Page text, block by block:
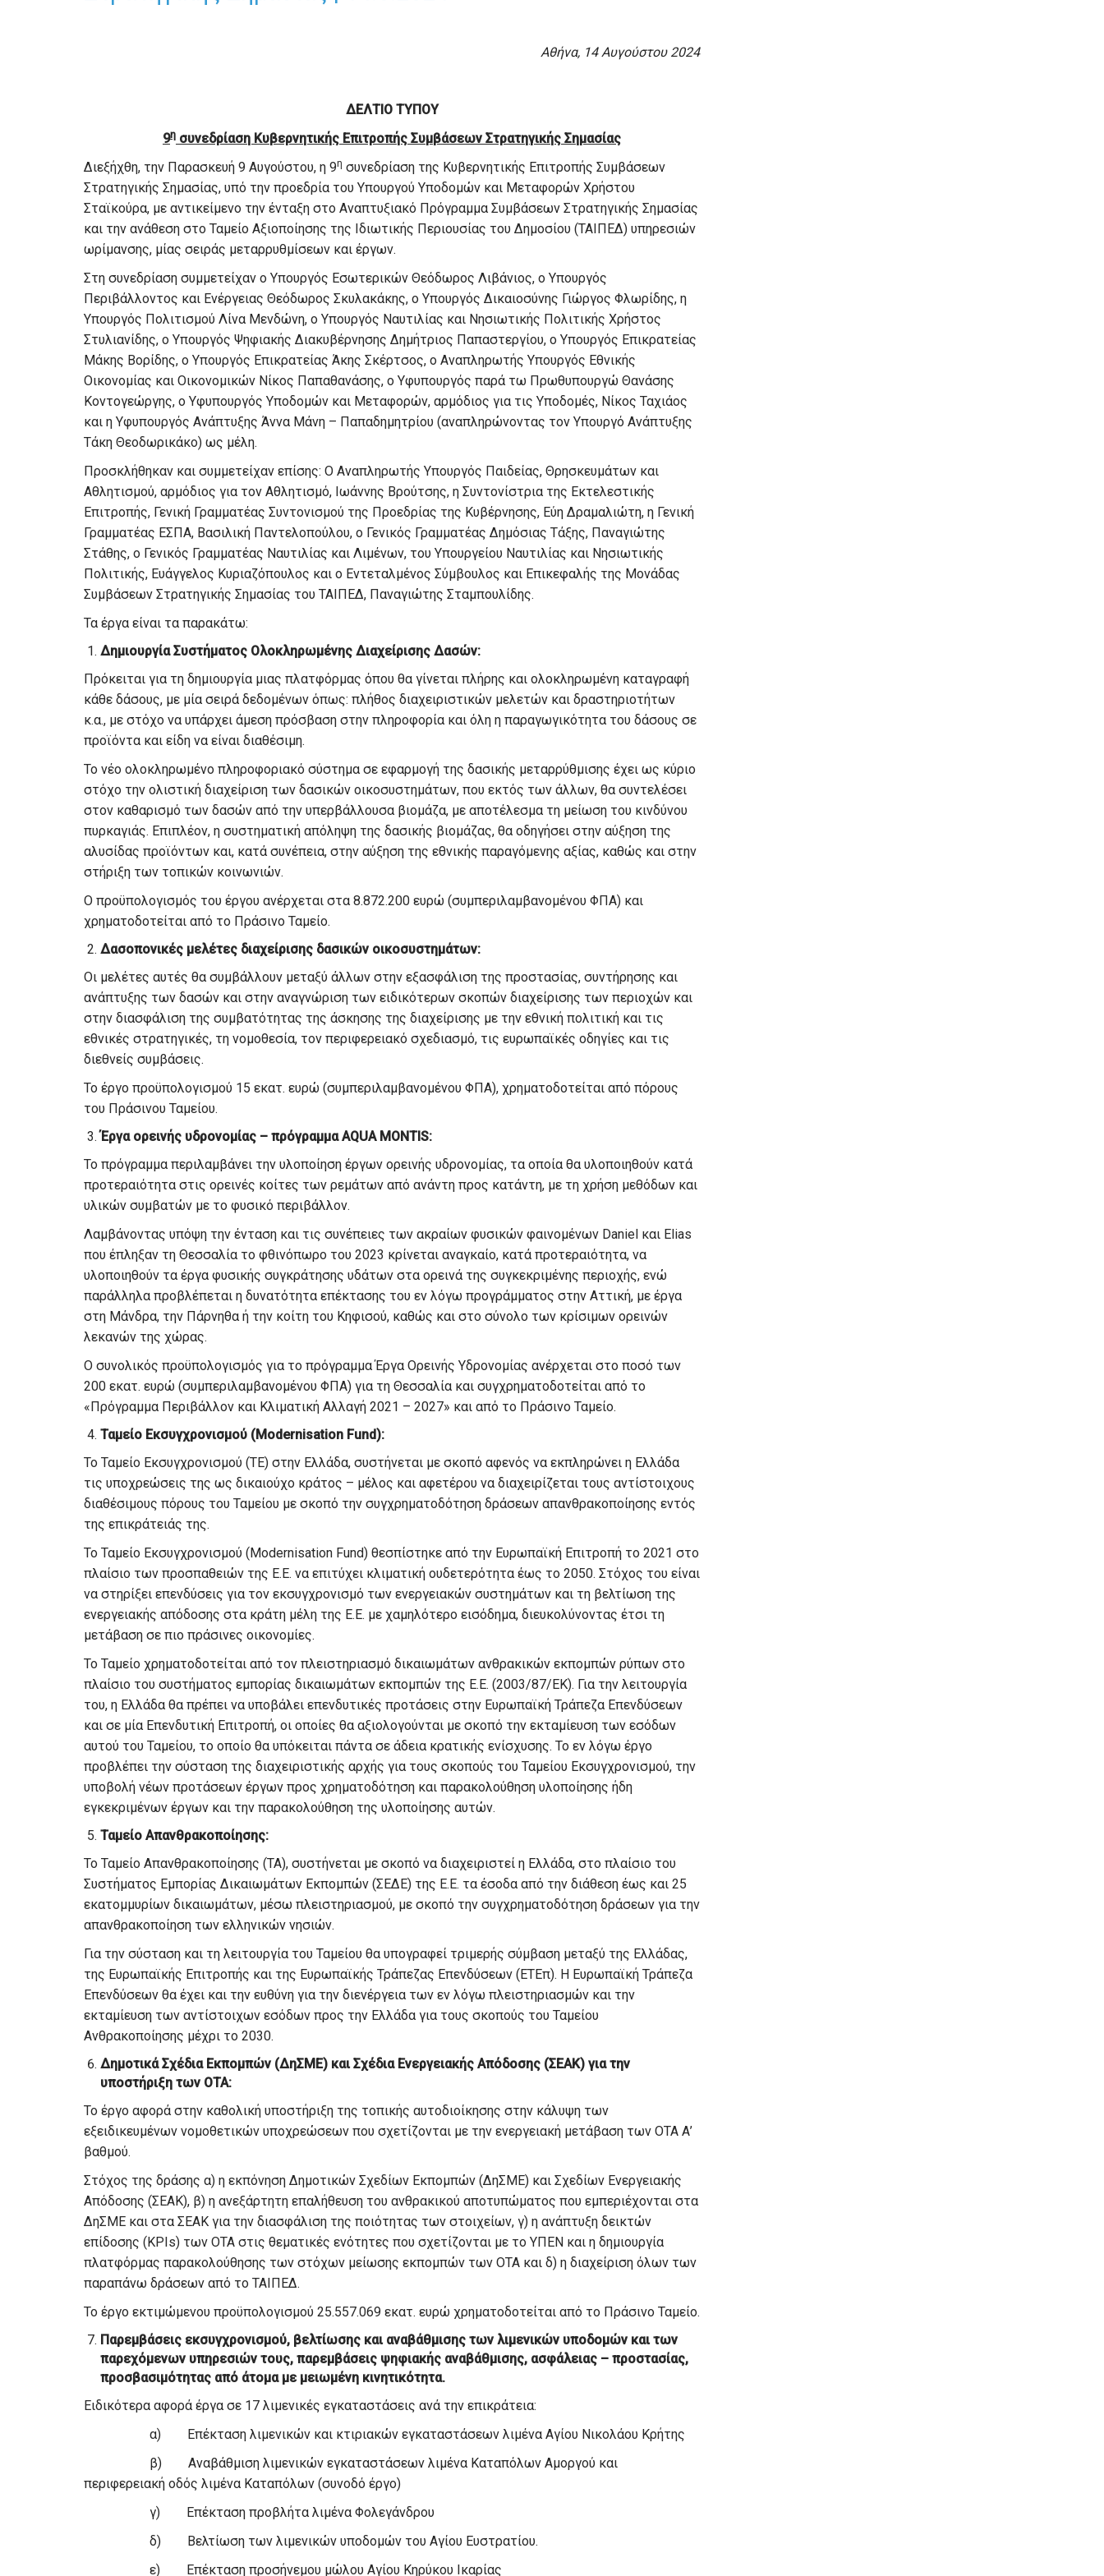
Αθήνα, 14 Αυγούστου 2024
ΔΕΛΤΙΟ ΤΥΠΟΥ
9η συνεδρίαση Κυβερνητικής Επιτροπής Συμβάσεων Στρατηγικής Σημασίας
Διεξήχθη, την Παρασκευή 9 Αυγούστου, η 9η συνεδρίαση της Κυβερνητικής Επιτροπής Συμβάσεων
Στρατηγικής Σημασίας, υπό την προεδρία του Υπουργού Υποδομών και Μεταφορών Χρήστου
Σταϊκούρα, με αντικείμενο την ένταξη στο Αναπτυξιακό Πρόγραμμα Συμβάσεων Στρατηγικής Σημασίας
και την ανάθεση στο Ταμείο Αξιοποίησης της Ιδιωτικής Περιουσίας του Δημοσίου (ΤΑΙΠΕΔ) υπηρεσιών
ωρίμανσης, μίας σειράς μεταρρυθμίσεων και έργων.
Στη συνεδρίαση συμμετείχαν ο Υπουργός Εσωτερικών Θεόδωρος Λιβάνιος, ο Υπουργός
Περιβάλλοντος και Ενέργειας Θεόδωρος Σκυλακάκης, ο Υπουργός Δικαιοσύνης Γιώργος Φλωρίδης, η
Υπουργός Πολιτισμού Λίνα Μενδώνη, ο Υπουργός Ναυτιλίας και Νησιωτικής Πολιτικής Χρήστος
Στυλιανίδης, ο Υπουργός Ψηφιακής Διακυβέρνησης Δημήτριος Παπαστεργίου, ο Υπουργός Επικρατείας
Μάκης Βορίδης, ο Υπουργός Επικρατείας Άκης Σκέρτσος, ο Αναπληρωτής Υπουργός Εθνικής
Οικονομίας και Οικονομικών Νίκος Παπαθανάσης, ο Υφυπουργός παρά τω Πρωθυπουργώ Θανάσης
Κοντογεώργης, ο Υφυπουργός Υποδομών και Μεταφορών, αρμόδιος για τις Υποδομές, Νίκος Ταχιάος
και η Υφυπουργός Ανάπτυξης Άννα Μάνη – Παπαδημητρίου (αναπληρώνοντας τον Υπουργό Ανάπτυξης
Τάκη Θεοδωρικάκο) ως μέλη.
Προσκλήθηκαν και συμμετείχαν επίσης: Ο Αναπληρωτής Υπουργός Παιδείας, Θρησκευμάτων και
Αθλητισμού, αρμόδιος για τον Αθλητισμό, Ιωάννης Βρούτσης, η Συντονίστρια της Εκτελεστικής
Επιτροπής, Γενική Γραμματέας Συντονισμού της Προεδρίας της Κυβέρνησης, Εύη Δραμαλιώτη, η Γενική
Γραμματέας ΕΣΠΑ, Βασιλική Παντελοπούλου, ο Γενικός Γραμματέας Δημόσιας Τάξης, Παναγιώτης
Στάθης, ο Γενικός Γραμματέας Ναυτιλίας και Λιμένων, του Υπουργείου Ναυτιλίας και Νησιωτικής
Πολιτικής, Ευάγγελος Κυριαζόπουλος και ο Εντεταλμένος Σύμβουλος και Επικεφαλής της Μονάδας
Συμβάσεων Στρατηγικής Σημασίας του ΤΑΙΠΕΔ, Παναγιώτης Σταμπουλίδης.
Τα έργα είναι τα παρακάτω:
Δημιουργία Συστήματος Ολοκληρωμένης Διαχείρισης Δασών:
Πρόκειται για τη δημιουργία μιας πλατφόρμας όπου θα γίνεται πλήρης και ολοκληρωμένη καταγραφή
κάθε δάσους, με μία σειρά δεδομένων όπως: πλήθος διαχειριστικών μελετών και δραστηριοτήτων
κ.α., με στόχο να υπάρχει άμεση πρόσβαση στην πληροφορία και όλη η παραγωγικότητα του δάσους σε
προϊόντα και είδη να είναι διαθέσιμη.
Το νέο ολοκληρωμένο πληροφοριακό σύστημα σε εφαρμογή της δασικής μεταρρύθμισης έχει ως κύριο
στόχο την ολιστική διαχείριση των δασικών οικοσυστημάτων, που εκτός των άλλων, θα συντελέσει
στον καθαρισμό των δασών από την υπερβάλλουσα βιομάζα, με αποτέλεσμα τη μείωση του κινδύνου
πυρκαγιάς. Επιπλέον, η συστηματική απόληψη της δασικής βιομάζας, θα οδηγήσει στην αύξηση της
αλυσίδας προϊόντων και, κατά συνέπεια, στην αύξηση της εθνικής παραγόμενης αξίας, καθώς και στην
στήριξη των τοπικών κοινωνιών.
Ο προϋπολογισμός του έργου ανέρχεται στα 8.872.200 ευρώ (συμπεριλαμβανομένου ΦΠΑ) και
χρηματοδοτείται από το Πράσινο Ταμείο.
Δασοπονικές μελέτες διαχείρισης δασικών οικοσυστημάτων:
Οι μελέτες αυτές θα συμβάλλουν μεταξύ άλλων στην εξασφάλιση της προστασίας, συντήρησης και
ανάπτυξης των δασών και στην αναγνώριση των ειδικότερων σκοπών διαχείρισης των περιοχών και
στην διασφάλιση της συμβατότητας της άσκησης της διαχείρισης με την εθνική πολιτική και τις
εθνικές στρατηγικές, τη νομοθεσία, τον περιφερειακό σχεδιασμό, τις ευρωπαϊκές οδηγίες και τις
διεθνείς συμβάσεις.
Το έργο προϋπολογισμού 15 εκατ. ευρώ (συμπεριλαμβανομένου ΦΠΑ), χρηματοδοτείται από πόρους
του Πράσινου Ταμείου.
Έργα ορεινής υδρονομίας – πρόγραμμα AQUA MONTIS:
Το πρόγραμμα περιλαμβάνει την υλοποίηση έργων ορεινής υδρονομίας, τα οποία θα υλοποιηθούν κατά
προτεραιότητα στις ορεινές κοίτες των ρεμάτων από ανάντη προς κατάντη, με τη χρήση μεθόδων και
υλικών συμβατών με το φυσικό περιβάλλον.
Λαμβάνοντας υπόψη την ένταση και τις συνέπειες των ακραίων φυσικών φαινομένων Daniel και Elias
που έπληξαν τη Θεσσαλία το φθινόπωρο του 2023 κρίνεται αναγκαίο, κατά προτεραιότητα, να
υλοποιηθούν τα έργα φυσικής συγκράτησης υδάτων στα ορεινά της συγκεκριμένης περιοχής, ενώ
παράλληλα προβλέπεται η δυνατότητα επέκτασης του εν λόγω προγράμματος στην Αττική, με έργα
στη Μάνδρα, την Πάρνηθα ή την κοίτη του Κηφισού, καθώς και στο σύνολο των κρίσιμων ορεινών
λεκανών της χώρας.
Ο συνολικός προϋπολογισμός για το πρόγραμμα Έργα Ορεινής Υδρονομίας ανέρχεται στο ποσό των
200 εκατ. ευρώ (συμπεριλαμβανομένου ΦΠΑ) για τη Θεσσαλία και συγχρηματοδοτείται από το
«Πρόγραμμα Περιβάλλον και Κλιματική Αλλαγή 2021 – 2027» και από το Πράσινο Ταμείο.
Ταμείο Εκσυγχρονισμού (Modernisation Fund):
Το Ταμείο Εκσυγχρονισμού (ΤE) στην Ελλάδα, συστήνεται με σκοπό αφενός να εκπληρώνει η Ελλάδα
τις υποχρεώσεις της ως δικαιούχο κράτος – μέλος και αφετέρου να διαχειρίζεται τους αντίστοιχους
διαθέσιμους πόρους του Ταμείου με σκοπό την συγχρηματοδότηση δράσεων απανθρακοποίησης εντός
της επικράτειάς της.
Το Ταμείο Εκσυγχρονισμού (Modernisation Fund) θεσπίστηκε από την Ευρωπαϊκή Επιτροπή το 2021 στο
πλαίσιο των προσπαθειών της Ε.Ε. να επιτύχει κλιματική ουδετερότητα έως το 2050. Στόχος του είναι
να στηρίξει επενδύσεις για τον εκσυγχρονισμό των ενεργειακών συστημάτων και τη βελτίωση της
ενεργειακής απόδοσης στα κράτη μέλη της Ε.Ε. με χαμηλότερο εισόδημα, διευκολύνοντας έτσι τη
μετάβαση σε πιο πράσινες οικονομίες.
Το Ταμείο χρηματοδοτείται από τον πλειστηριασμό δικαιωμάτων ανθρακικών εκπομπών ρύπων στο
πλαίσιο του συστήματος εμπορίας δικαιωμάτων εκπομπών της Ε.Ε. (2003/87/ΕΚ). Για την λειτουργία
του, η Ελλάδα θα πρέπει να υποβάλει επενδυτικές προτάσεις στην Ευρωπαϊκή Τράπεζα Επενδύσεων
και σε μία Επενδυτική Επιτροπή, οι οποίες θα αξιολογούνται με σκοπό την εκταμίευση των εσόδων
αυτού του Ταμείου, το οποίο θα υπόκειται πάντα σε άδεια κρατικής ενίσχυσης. Το εν λόγω έργο
προβλέπει την σύσταση της διαχειριστικής αρχής για τους σκοπούς του Ταμείου Εκσυγχρονισμού, την
υποβολή νέων προτάσεων έργων προς χρηματοδότηση και παρακολούθηση υλοποίησης ήδη
εγκεκριμένων έργων και την παρακολούθηση της υλοποίησης αυτών.
Ταμείο Απανθρακοποίησης:
Το Ταμείο Απανθρακοποίησης (ΤΑ), συστήνεται με σκοπό να διαχειριστεί η Ελλάδα, στο πλαίσιο του
Συστήματος Εμπορίας Δικαιωμάτων Εκπομπών (ΣΕΔΕ) της Ε.Ε. τα έσοδα από την διάθεση έως και 25
εκατομμυρίων δικαιωμάτων, μέσω πλειστηριασμού, με σκοπό την συγχρηματοδότηση δράσεων για την
απανθρακοποίηση των ελληνικών νησιών.
Για την σύσταση και τη λειτουργία του Ταμείου θα υπογραφεί τριμερής σύμβαση μεταξύ της Ελλάδας,
της Ευρωπαϊκής Επιτροπής και της Ευρωπαϊκής Τράπεζας Επενδύσεων (ΕΤΕπ). Η Ευρωπαϊκή Τράπεζα
Επενδύσεων θα έχει και την ευθύνη για την διενέργεια των εν λόγω πλειστηριασμών και την
εκταμίευση των αντίστοιχων εσόδων προς την Ελλάδα για τους σκοπούς του Ταμείου
Ανθρακοποίησης μέχρι το 2030.
Δημοτικά Σχέδια Εκπομπών (ΔηΣΜΕ) και Σχέδια Ενεργειακής Απόδοσης (ΣΕΑΚ) για την
υποστήριξη των ΟΤΑ:
Το έργο αφορά στην καθολική υποστήριξη της τοπικής αυτοδιοίκησης στην κάλυψη των
εξειδικευμένων νομοθετικών υποχρεώσεων που σχετίζονται με την ενεργειακή μετάβαση των ΟΤΑ Α’
βαθμού.
Στόχος της δράσης α) η εκπόνηση Δημοτικών Σχεδίων Εκπομπών (ΔηΣΜΕ) και Σχεδίων Ενεργειακής
Απόδοσης (ΣΕΑΚ), β) η ανεξάρτητη επαλήθευση του ανθρακικού αποτυπώματος που εμπεριέχονται στα
ΔηΣΜΕ και στα ΣΕΑΚ για την διασφάλιση της ποιότητας των στοιχείων, γ) η ανάπτυξη δεικτών
επίδοσης (ΚΡΙs) των ΟΤΑ στις θεματικές ενότητες που σχετίζονται με το ΥΠΕΝ και η δημιουργία
πλατφόρμας παρακολούθησης των στόχων μείωσης εκπομπών των ΟΤΑ και δ) η διαχείριση όλων των
παραπάνω δράσεων από το ΤΑΙΠΕΔ.
Το έργο εκτιμώμενου προϋπολογισμού 25.557.069 εκατ. ευρώ χρηματοδοτείται από το Πράσινο Ταμείο.
Παρεμβάσεις εκσυγχρονισμού, βελτίωσης και αναβάθμισης των λιμενικών υποδομών και των
παρεχόμενων υπηρεσιών τους, παρεμβάσεις ψηφιακής αναβάθμισης, ασφάλειας – προστασίας,
προσβασιμότητας από άτομα με μειωμένη κινητικότητα.
Ειδικότερα αφορά έργα σε 17 λιμενικές εγκαταστάσεις ανά την επικράτεια:
α) Επέκταση λιμενικών και κτιριακών εγκαταστάσεων λιμένα Αγίου Νικολάου Κρήτης
β) Αναβάθμιση λιμενικών εγκαταστάσεων λιμένα Καταπόλων Αμοργού και
περιφερειακή οδός λιμένα Καταπόλων (συνοδό έργο)
γ) Επέκταση προβλήτα λιμένα Φολεγάνδρου
δ) Βελτίωση των λιμενικών υποδομών του Αγίου Ευστρατίου.
ε) Επέκταση προσήνεμου μώλου Αγίου Κηρύκου Ικαρίας